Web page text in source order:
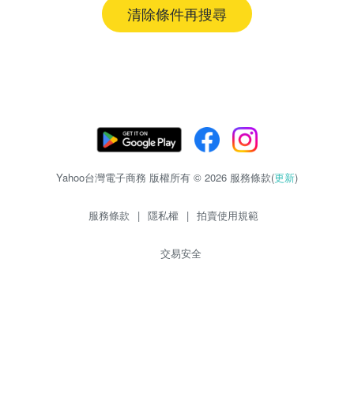
清除條件再搜尋
Yahoo台灣電子商務 版權所有 © 2026 服務條款(更新)
服務條款 | 隱私權 | 拍賣使用規範
交易安全